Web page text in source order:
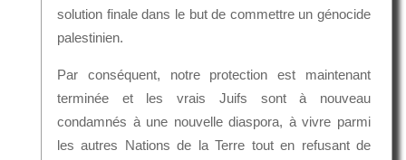
solution finale dans le but de commettre un génocide
palestinien.
Par conséquent, notre protection est maintenant
terminée et les vrais Juifs sont à nouveau
condamnés à une nouvelle diaspora, à vivre parmi
les autres Nations de la Terre tout en refusant de